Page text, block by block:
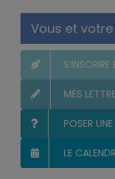
Vous et
MES
POSER
LE